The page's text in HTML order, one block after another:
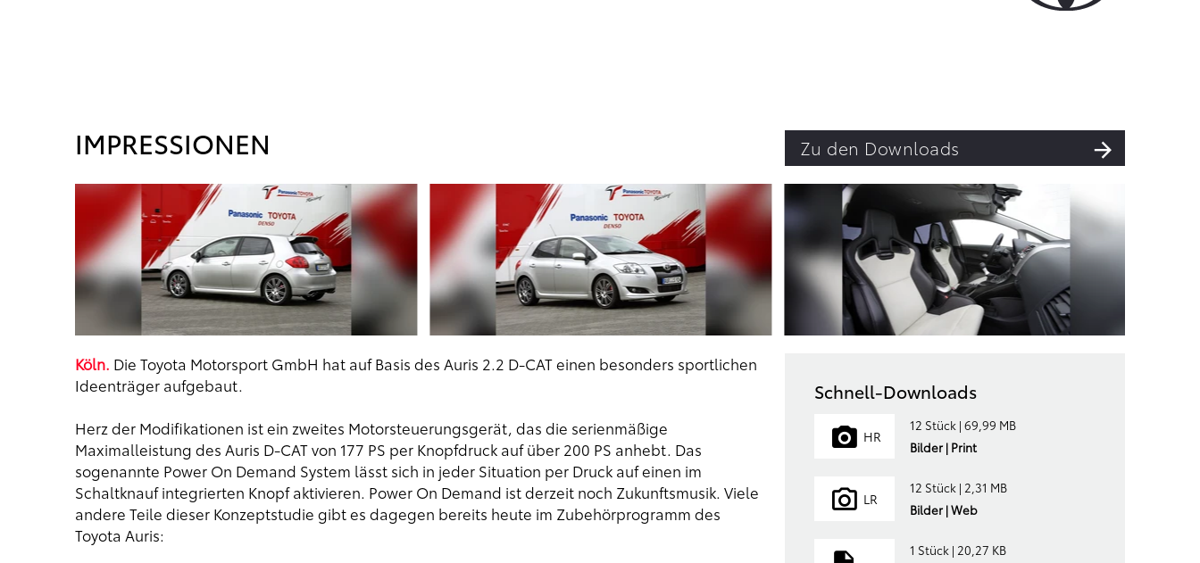
IMPRESSIONEN Zu den Downloads
Köln. Die Toyota Motorsport GmbH hat auf Basis des Auris 2.2 D-CAT einen besonders sportlichen
Ideenträger aufgebaut.
Herz der Modifikationen ist ein zweites Motorsteuerungsgerät, das die serienmäßige
Maximalleistung des Auris D-CAT von 177 PS per Knopfdruck auf über 200 PS anhebt. Das
sogenannte Power On Demand System lässt sich in jeder Situation per Druck auf einen im
Schaltknauf integrierten Knopf aktivieren. Power On Demand ist derzeit noch Zukunftsmusik. Viele
andere Teile dieser Konzeptstudie gibt es dagegen bereits heute im Zubehörprogramm des
Toyota Auris:
Schnell-Downloads
HR
12 Stück | 69,99 MB
Bilder | Print
LR
12 Stück | 2,31 MB
Bilder | Web
1 Stück | 20,27 KB